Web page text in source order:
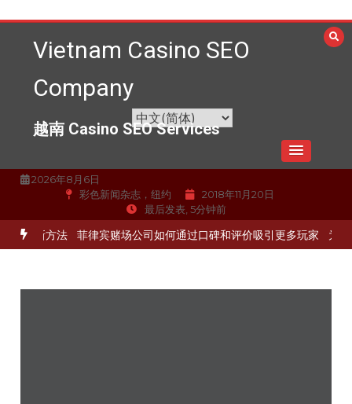
至
Vietnam Casino SEO
Company
越南 Casino SEO Services
2026年8月6日
彩色新闻杂志，纽约
2018年11月20日
最后发表, 5分钟前
最新方法 菲律宾赌场公司如何通过口碑和评价吸引更多玩家 为赌场